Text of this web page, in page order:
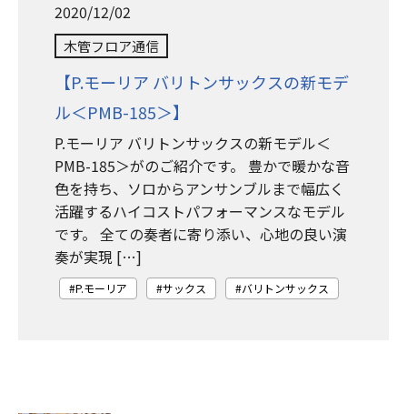
2020/12/02
木管フロア通信
【P.モーリア バリトンサックスの新モデ
ル＜PMB-185＞】
P.モーリア バリトンサックスの新モデル＜
PMB-185＞がのご紹介です。 豊かで暖かな音
色を持ち、ソロからアンサンブルまで幅広く
活躍するハイコストパフォーマンスなモデル
です。 全ての奏者に寄り添い、心地の良い演
奏が実現 […]
P.モーリア サックス バリトンサックス